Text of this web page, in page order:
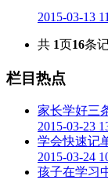
2015-03-13
共 1页16条
栏目热点
家长学好三
2015-03-23
学会快速记
2015-03-24
孩子在学习